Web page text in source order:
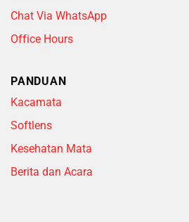
Chat Via WhatsApp
Office Hours
PANDUAN
Kacamata
Softlens
Kesehatan Mata
Berita dan Acara